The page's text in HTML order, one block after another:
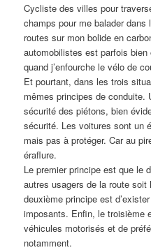
Cycliste des villes pour
champs pour me balader
routes sur mon bolide en
automobilistes est parfois
quand j’enfourche le vélo de
Et pourtant, dans les trois
mêmes principes de
sécurité des piétons, bien
sécurité. Les voitures sont un
mais pas à protéger. Car au
éraflure.
Le premier principe est que le
autres usagers de la route
deuxième principe est
imposants. Enfin, le troisième
véhicules motorisés et de
notamment.